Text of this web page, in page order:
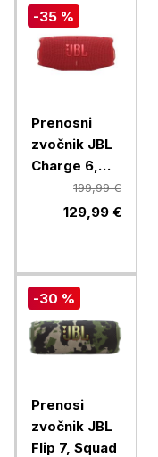
-35 %
Prenosni
zvočnik JBL
Charge 6,
199,99 €
129,99 €
-30 %
Prenosi
zvočnik JBL
Flip 7, Squad